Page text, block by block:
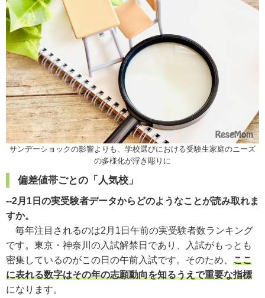
サンデーショックの影響よりも、学校選びにおける受験生家庭のニーズ
の多様化が浮き彫りに
偏差値帯ごとの「人気校」
--2月1日の実受験者データからどのようなことが読み取れま
すか。
毎年注目されるのは2月1日午前の実受験者数ランキング
です。東京・神奈川の入試解禁日であり、入試がもっとも
密集しているのがこの日の午前入試です。そのため、 ここ
に表れる数字はその年の志願動向を知るうえで重要な指標
になります。